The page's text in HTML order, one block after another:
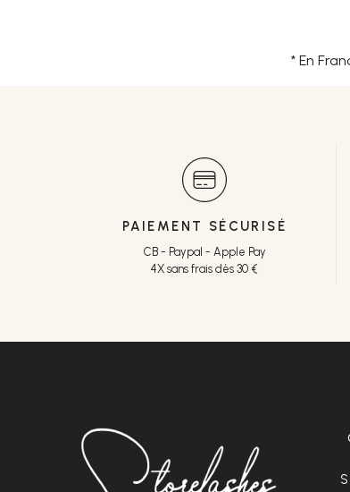
* En
PAIEMENT SÉCURISÉ
CB - Paypal - Apple Pay
4X sans frais dès 30 €